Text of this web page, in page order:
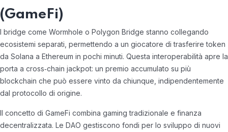
(GameFi)
I bridge come Wormhole o Polygon Bridge stanno collegando
ecosistemi separati, permettendo a un giocatore di trasferire token
da Solana a Ethereum in pochi minuti. Questa interoperabilità apre la
porta a cross‑chain jackpot: un premio accumulato su più
blockchain che può essere vinto da chiunque, indipendentemente
dal protocollo di origine.
Il concetto di GameFi combina gaming tradizionale e finanza
decentralizzata. Le DAO gestiscono fondi per lo sviluppo di nuovi